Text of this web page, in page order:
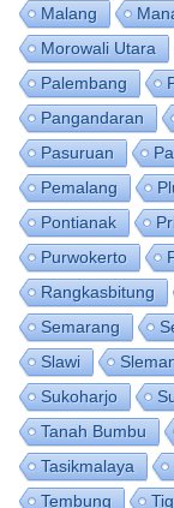
Malang
Morowali Utara
Palembang
Pangandaran
Pasuruan
Pemalang
Pontianak
Purwokerto
Rangkasbitung
Semarang
Slawi
Sukoharjo
Tanah Bumbu
Tasikmalaya
Tembung